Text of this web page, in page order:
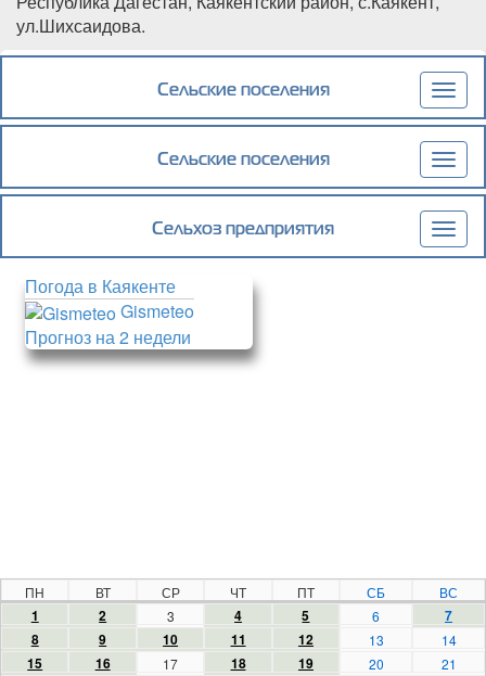
ул.Шихсаидова.
Подробнеео ИНФОРМАЦИОННОЕ СООБЩЕНИЕ О
НАЧАЛЕ ПУБЛИЧНЫХ СЛУШАНИЙ В
ОТНОШЕНИИ ЗЕМЕЛЬНОГО УЧАСТКА С
КАДАСТРОВЫМ НОМЕРОМ
05:08:000001:7662
Сельские поселения
Сельские поселения
Сельхоз предприятия
Погода в Каякенте
Gismeteo
Прогноз на 2 недели
ПН ВТ СР ЧТ ПТ СБ ВС
1 2 3 4 5 6
7
8
9 10 11 12 13 14
15 16 17 18 19 20 21